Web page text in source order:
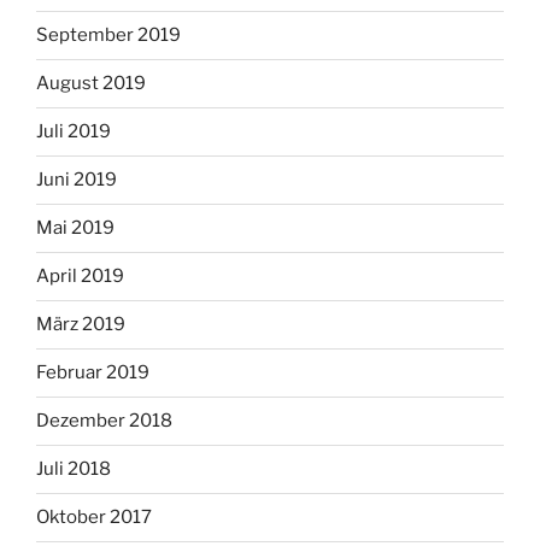
September 2019
August 2019
Juli 2019
Juni 2019
Mai 2019
April 2019
März 2019
Februar 2019
Dezember 2018
Juli 2018
Oktober 2017